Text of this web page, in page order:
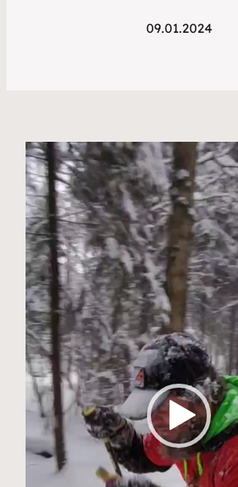
09.01.2024
Видеоплеер